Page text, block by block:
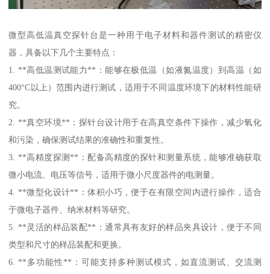
微型高低温真空探针台是一种用于电子材料和器件测试的精密仪
器，具备以下几个主要特点：
1. **高低温测试能力**：能够在极低温（如液氮温度）到高温（如
400°C以上）范围内进行测试，适用于不同温度环境下的材料性能研
究。
2. **真空环境**：探针台设计用于在高真空条件下操作，减少氧化
和污染，确保测试结果的准确性和重复性。
3. **高精度探测**：配备高精度的探针和测量系统，能够准确获取
微小电流、电压等信号，适用于微小尺度器件的电测量。
4. **微型化设计**：体积小巧，便于在有限空间内进行操作，适合
于微电子器件、纳米材料等研究。
5. **灵活的样品装配**：通常具有友好的样品夹具设计，便于不同
类型和尺寸的样品装配和更换。
6. **多功能性**：可能支持多种测试模式，如直流测试、交流测